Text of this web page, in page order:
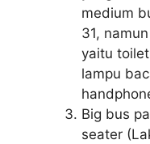
medium
31,
yaitu
lampu
Big bus
seater